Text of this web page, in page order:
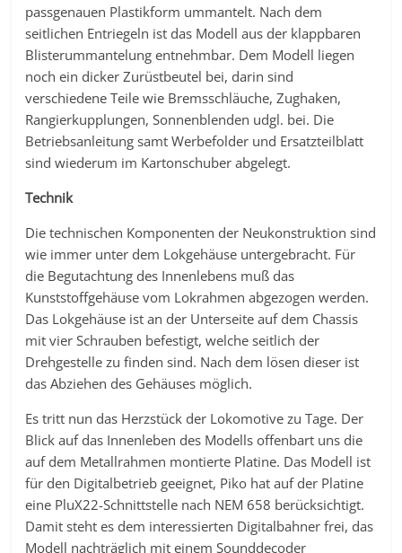
passgenauen Plastikform ummantelt. Nach dem
seitlichen Entriegeln ist das Modell aus der klappbaren
Blisterummantelung entnehmbar. Dem Modell liegen
noch ein dicker Zurüstbeutel bei, darin sind
verschiedene Teile wie Bremsschläuche, Zughaken,
Rangierkupplungen, Sonnenblenden udgl. bei. Die
Betriebsanleitung samt Werbefolder und Ersatzteilblatt
sind wiederum im Kartonschuber abgelegt.
Technik
Die technischen Komponenten der Neukonstruktion sind
wie immer unter dem Lokgehäuse untergebracht. Für
die Begutachtung des Innenlebens muß das
Kunststoffgehäuse vom Lokrahmen abgezogen werden.
Das Lokgehäuse ist an der Unterseite auf dem Chassis
mit vier Schrauben befestigt, welche seitlich der
Drehgestelle zu finden sind. Nach dem lösen dieser ist
das Abziehen des Gehäuses möglich.
Es tritt nun das Herzstück der Lokomotive zu Tage. Der
Blick auf das Innenleben des Modells offenbart uns die
auf dem Metallrahmen montierte Platine. Das Modell ist
für den Digitalbetrieb geeignet, Piko hat auf der Platine
eine PluX22-Schnittstelle nach NEM 658 berücksichtigt.
Damit steht es dem interessierten Digitalbahner frei, das
Modell nachträglich mit einem Sounddecoder